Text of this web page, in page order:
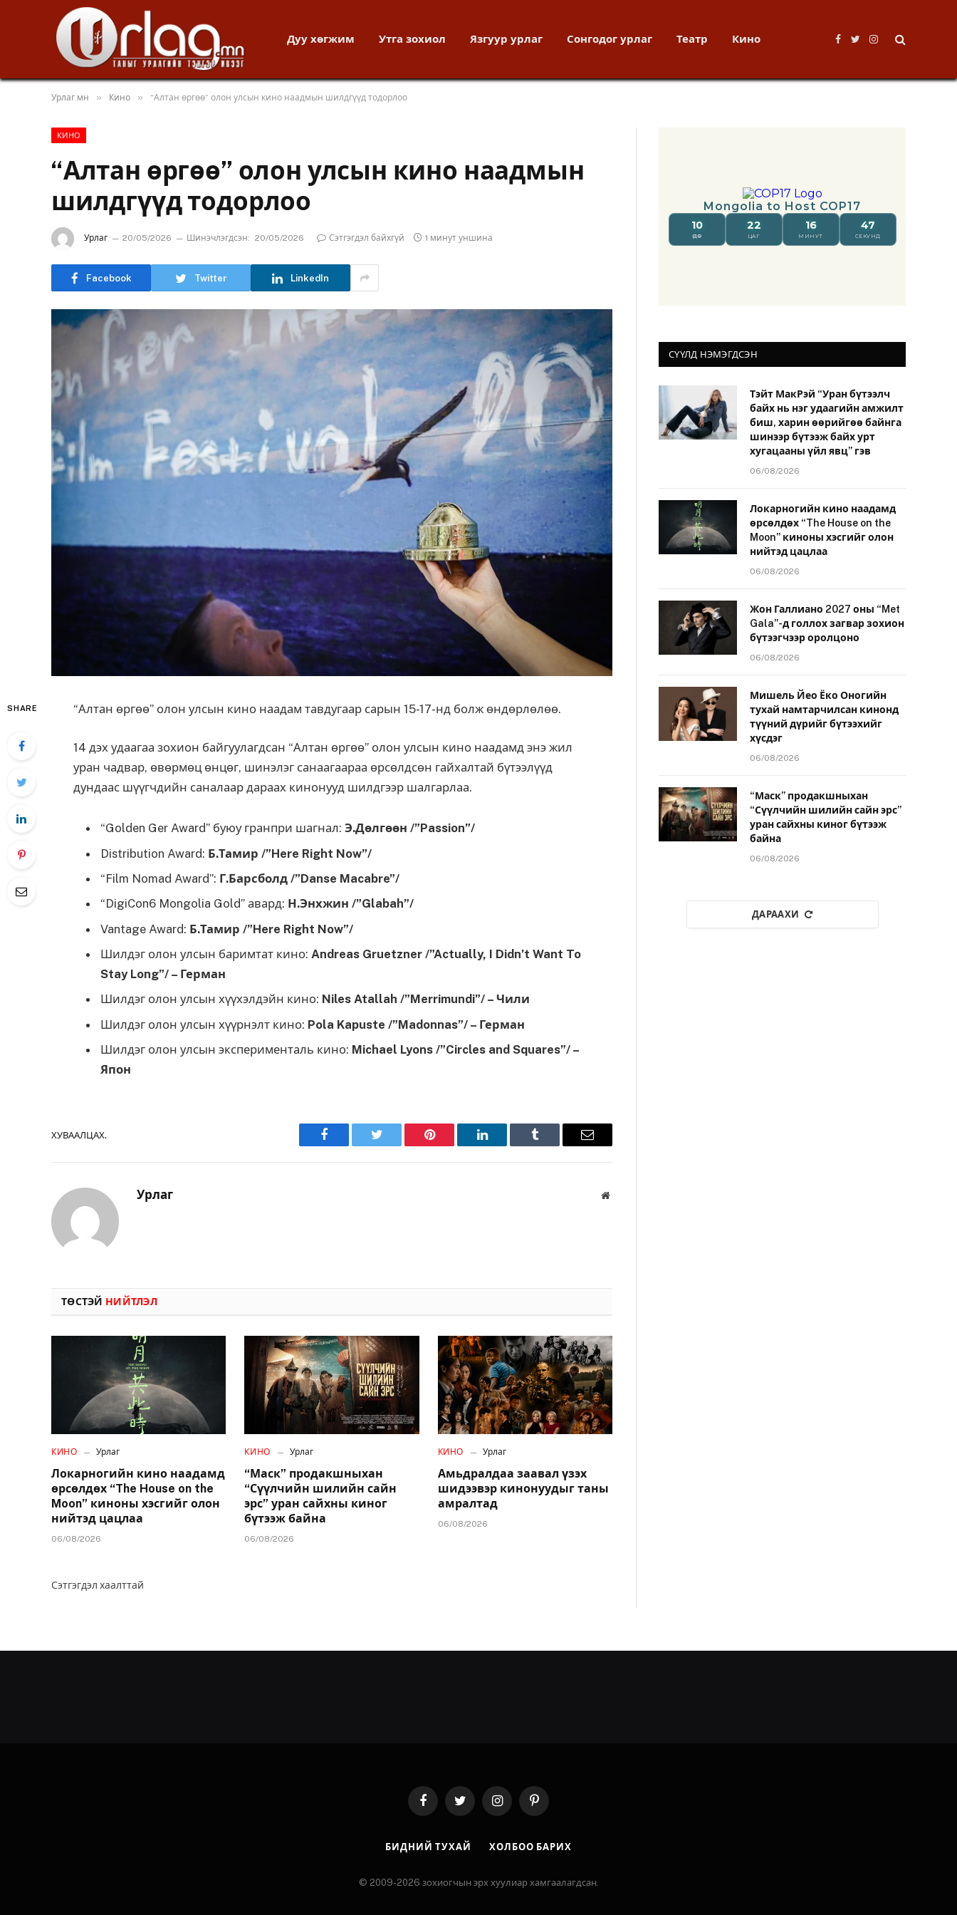
Дуу хөгжим Утга зохиол Язгуур урлаг Сонгодог урлаг Театр Кино
Facebook
TwitterInstagram
Урлаг.мн » Кино » “Алтан өргөө” олон улсын кино наадмын шилдгүүд тодорлоо
КИНО
“Алтан өргөө” олон улсын кино наадмын
шилдгүүд тодорлоо
Урлаг 20/05/2026 Шинэчлэгдсэн: 20/05/2026 Сэтгэгдэл байхгүй 1 минут уншина
Facebook Twitter LinkedIn
SHARE “Алтан өргөө” олон улсын кино наадам тавдугаар сарын 15-17-нд болж өндөрлөлөө.
14 дэх удаагаа зохион байгуулагдсан “Алтан өргөө” олон улсын кино наадамд энэ жил
уран чадвар, өвөрмөц өнцөг, шинэлэг санаагаараа өрсөлдсөн гайхалтай бүтээлүүд
дундаас шүүгчдийн саналаар дараах кинонууд шилдгээр шалгарлаа.
“Golden Ger Award” буюу гранпри шагнал: Э.Дөлгөөн /”Passion”/
Distribution Award: Б.Тамир /”Here Right Now”/
“Film Nomad Award”: Г.Барсболд /”Danse Macabre”/
“DigiCon6 Mongolia Gold” авард: Н.Энхжин /”Glabah”/
Vantage Award: Б.Тамир /”Here Right Now”/
Шилдэг олон улсын баримтат кино: Andreas Gruetzner /”Actually, I Didn’t Want To
Stay Long”/ – Герман
Шилдэг олон улсын хүүхэлдэйн кино: Niles Atallah /”Merrimundi”/ – Чили
Шилдэг олон улсын хүүрнэлт кино: Pola Kapuste /”Madonnas”/ – Герман
Шилдэг олон улсын эксперименталь кино: Michael Lyons /”Circles and Squares”/ –
Япон
ХУВААЛЦАХ.
Facebook Twitter Pinterest LinkedIn Tumblr Имэйл
Урлаг Вэбсайт
ТӨСТЭЙ НИЙТЛЭЛ
КИНО Урлаг
Локарногийн кино наадамд
өрсөлдөх “The House on the
Moon” киноны хэсгийг олон
нийтэд цацлаа
06/08/2026
КИНО Урлаг
“Маск” продакшныхан
“Сүүлчийн шилийн сайн
эрс” уран сайхны киног
бүтээж байна
06/08/2026
КИНО Урлаг
Амьдралдаа заавал үзэх
шидээвэр кинонуудыг таны
амралтад
06/08/2026
Сэтгэгдэл хаалттай
СҮҮЛД НЭМЭГДСЭН
Тэйт МакРэй “Уран бүтээлч
байх нь нэг удаагийн амжилт
биш, харин өөрийгөө байнга
шинээр бүтээж байх урт
хугацааны үйл явц” гэв
06/08/2026
Локарногийн кино наадамд
өрсөлдөх “The House on the
Moon” киноны хэсгийг олон
нийтэд цацлаа
06/08/2026
Жон Галлиано 2027 оны “Met
Gala”-д голлох загвар зохион
бүтээгчээр оролцоно
06/08/2026
Мишель Йео Ёко Оногийн
тухай намтарчилсан кинонд
түүний дүрийг бүтээхийг
хүсдэг
06/08/2026
“Маск” продакшныхан
“Сүүлчийн шилийн сайн эрс”
уран сайхны киног бүтээж
байна
06/08/2026
ДАРААХИ
FacebookTwitter InstagramPinterest
БИДНИЙ ТУХАЙ ХОЛБОО БАРИХ
© 2009-2026 зохиогчын эрх хуулиар хамгаалагдсан.